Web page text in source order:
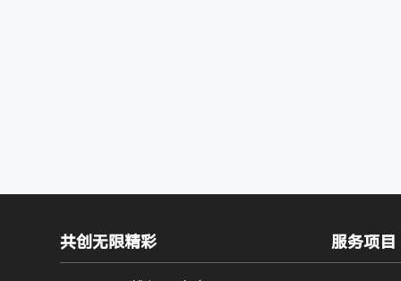
共创无限精彩 服务项目